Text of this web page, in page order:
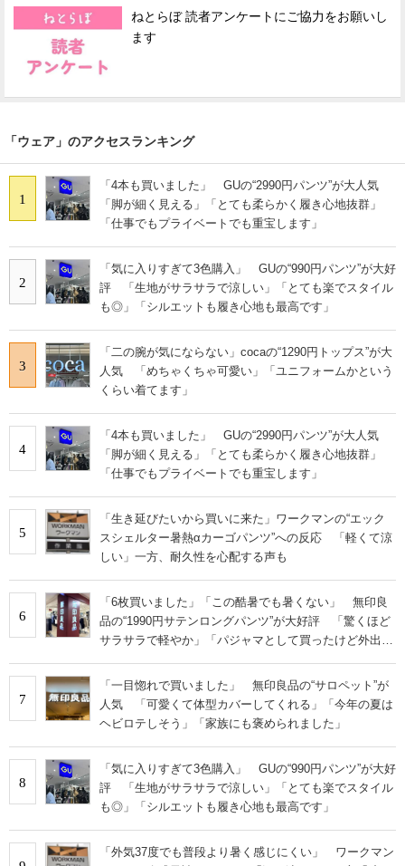
ねとらぼ 読者アンケートにご協力をお願いし
ます
「ウェア」のアクセスランキング
1
「4本も買いました」 GUの“2990円パンツ”が大人気
「脚が細く見える」「とても柔らかく履き心地抜群」
「仕事でもプライベートでも重宝します」
2
「気に入りすぎて3色購入」 GUの“990円パンツ”が大好
評 「生地がサラサラで涼しい」「とても楽でスタイル
も◎」「シルエットも履き心地も最高です」
3
「二の腕が気にならない」cocaの“1290円トップス”が大
人気 「めちゃくちゃ可愛い」「ユニフォームかという
くらい着てます」
4
「4本も買いました」 GUの“2990円パンツ”が大人気
「脚が細く見える」「とても柔らかく履き心地抜群」
「仕事でもプライベートでも重宝します」
5
「生き延びたいから買いに来た」ワークマンの“エック
スシェルター暑熱αカーゴパンツ”への反応 「軽くて涼
しい」一方、耐久性を心配する声も
6
「6枚買いました」「この酷暑でも暑くない」 無印良
品の“1990円サテンロングパンツ”が大好評 「驚くほど
サラサラで軽やか」「パジャマとして買ったけど外出用
7
「一目惚れで買いました」 無印良品の“サロペット”が
人気 「可愛くて体型カバーしてくれる」「今年の夏は
ヘビロテしそう」「家族にも褒められました」
8
「気に入りすぎて3色購入」 GUの“990円パンツ”が大好
評 「生地がサラサラで涼しい」「とても楽でスタイル
も◎」「シルエットも履き心地も最高です」
「外気37度でも普段より暑く感じにくい」 ワークマン